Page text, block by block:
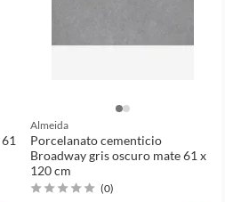
Almeida
Porcelanato cementicio
Broadway gris oscuro mate 61 x
120 cm
(0)